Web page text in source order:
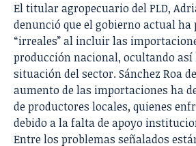
El titular agropecuario del PLD,
denunció que el gobierno actual ha
“irreales” al incluir las
producción nacional, ocultando así
situación del sector. Sánchez Roa
aumento de las importaciones ha
de productores locales, quienes
debido a la falta de apoyo
Entre los problemas señalados